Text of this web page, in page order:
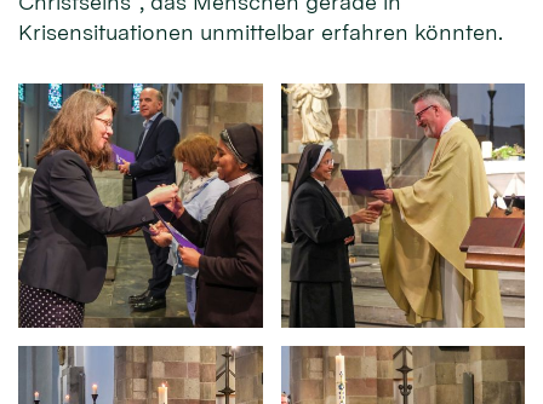
Krisensituationen unmittelbar erfahren könnten.